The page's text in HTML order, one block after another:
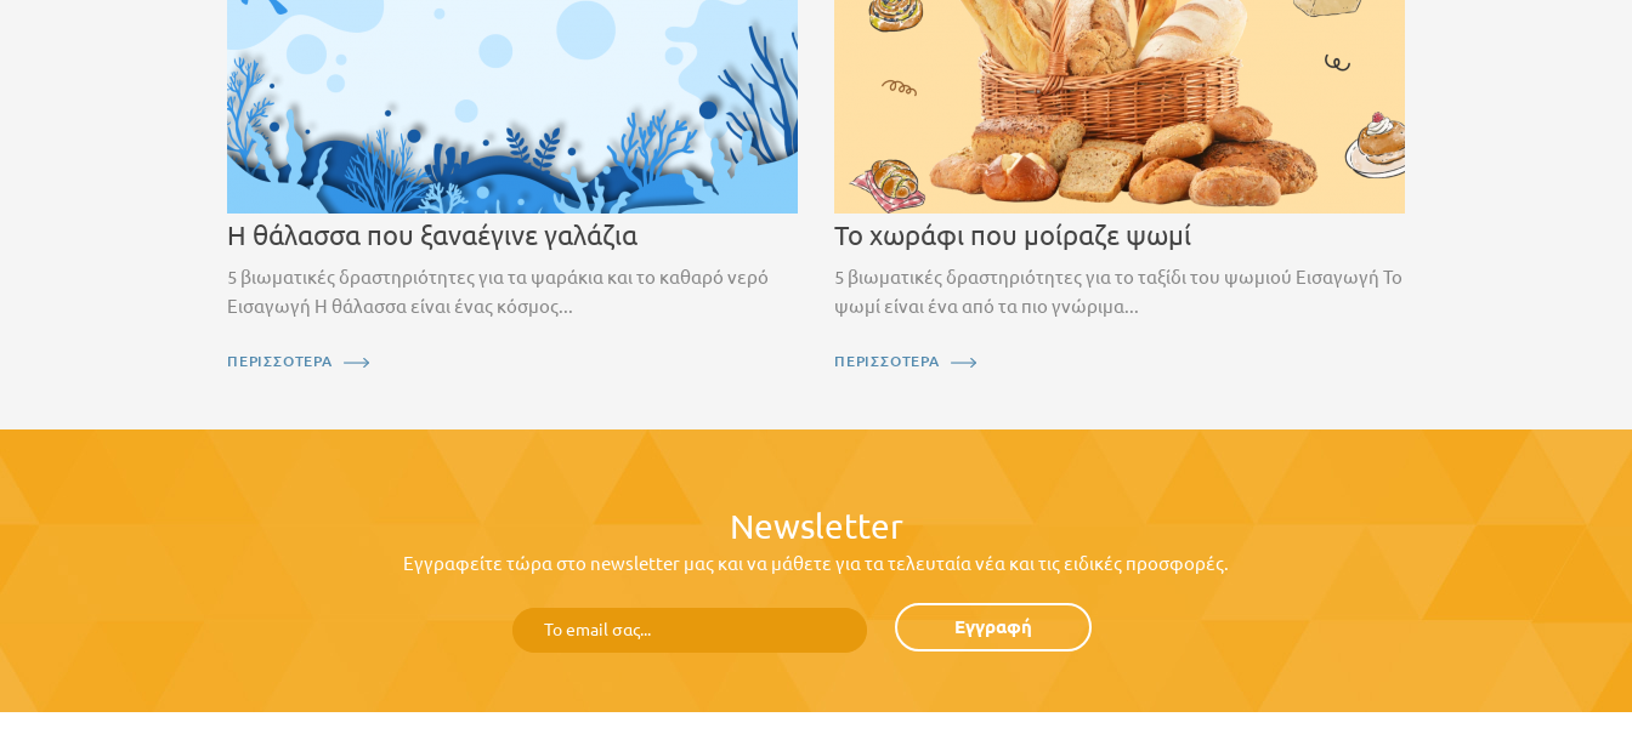
Η θάλασσα που ξαναέγινε γαλάζια
5 βιωματικές δραστηριότητες για τα ψαράκια και το καθαρό νερό
Εισαγωγή Η θάλασσα είναι ένας κόσμος...
ΠΕΡΙΣΣΟΤΕΡΑ
Το χωράφι που μοίραζε ψωμί
5 βιωματικές δραστηριότητες για το ταξίδι του ψωμιού Εισαγωγή Το
ψωμί είναι ένα από τα πιο γνώριμα...
ΠΕΡΙΣΣΟΤΕΡΑ
Newsletter
Εγγραφείτε τώρα στο newsletter μας και να μάθετε για τα τελευταία νέα και τις ειδικές προσφορές.
Εγγραφή